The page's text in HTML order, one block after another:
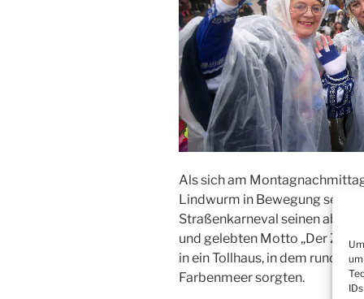
Als sich am
Lindwurm in Bewegung
Straßenkarneval seinen
und gelebten Motto „Der
in ein Tollhaus, in dem rund
Farbenmeer sorgten.